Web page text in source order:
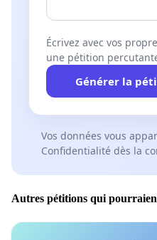
Écrivez avec vos
une pétition
Générer la
Vos données vous
Confidentialité dès la
Autres pétitions qui